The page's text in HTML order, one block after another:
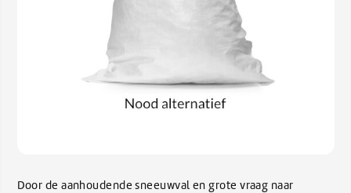
Door de aanhoudende sneeuwval en grote vraag naar